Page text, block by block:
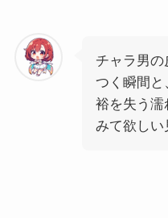
チャラ男
つく瞬間と
裕を失う濡
みて欲しい